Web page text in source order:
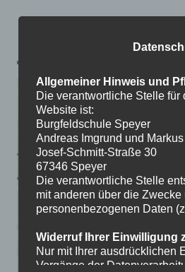
Allgemeiner Hinweis und
Die verantwortliche Stelle
Website ist:
Burgfeldschule Speyer
Andreas Imgrund und
Josef-Schmitt-Straße 30
67346 Speyer
Die verantwortliche Stelle
mit anderen über die
personenbezogenen Daten
Widerruf Ihrer Einwilligung
Nur mit Ihrer ausdrücklichen
Vorgänge der